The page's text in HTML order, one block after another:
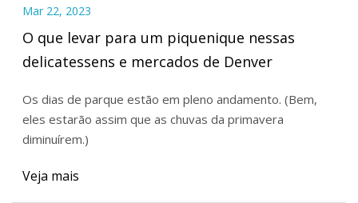
Mar 22, 2023
O que levar para um piquenique nessas
delicatessens e mercados de Denver
Os dias de parque estão em pleno andamento. (Bem,
eles estarão assim que as chuvas da primavera
diminuírem.)
Veja mais